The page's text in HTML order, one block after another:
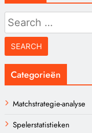
Search
for:
Categorieën
Matchstrategie-analyse
Spelerstatistieken